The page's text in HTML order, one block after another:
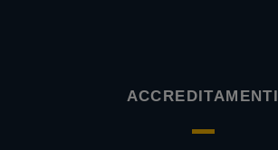
ACCREDITAMENTI